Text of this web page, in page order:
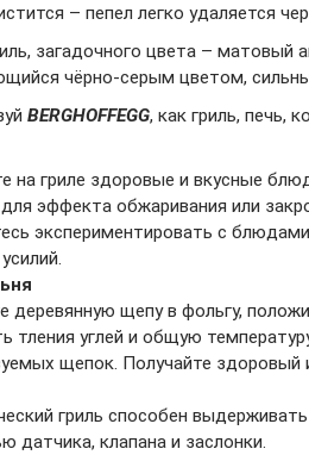
– пепел легко удаляется
загадочного цвета – матовый
чёрно-серым цветом,
BERGHOFFEGG, как гриль, печь,
на гриле здоровые и вкусные
эффекта обжаривания или
экспериментировать с
деревянную щепу в фольгу,
тления углей и общую
щепок. Получайте здоровый
гриль способен
датчика, клапана и заслонки.